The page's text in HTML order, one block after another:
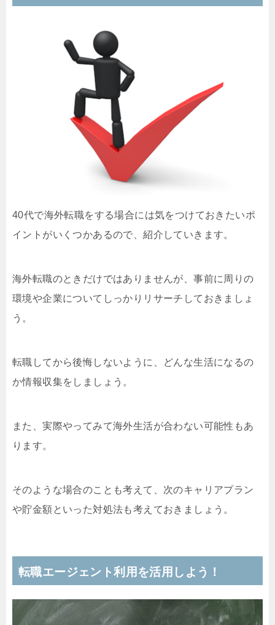
40代で海外転職をする場合には気をつけておきたいポ
イントがいくつかあるので、紹介していきます。
海外転職のときだけではありませんが、事前に周りの
環境や企業についてしっかりリサーチしておきましょ
う。
転職してから後悔しないように、どんな生活になるの
か情報収集をしましょう。
また、実際やってみて海外生活が合わない可能性もあ
ります。
そのような場合のことも考えて、次のキャリアプラン
や貯金額といった対処法も考えておきましょう。
転職エージェント利用を活用しよう！